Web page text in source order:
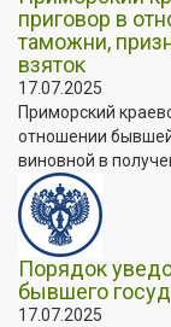
приговор в
таможни,
взяток
17.07.2025
Приморский
отношении
виновной в
Порядок
бывшего
17.07.2025